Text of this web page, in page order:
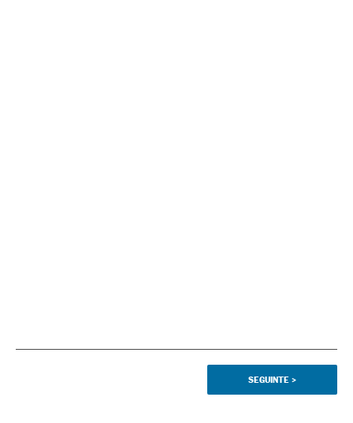
SEGUINTE >